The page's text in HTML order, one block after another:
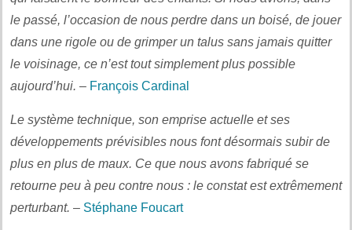
le passé, l’occasion de nous perdre dans un boisé, de jouer
dans une rigole ou de grimper un talus sans jamais quitter
le voisinage, ce n’est tout simplement plus possible
aujourd’hui. – François Cardinal
Le système technique, son emprise actuelle et ses
développements prévisibles nous font désormais subir de
plus en plus de maux. Ce que nous avons fabriqué se
retourne peu à peu contre nous : le constat est extrêmement
perturbant. – Stéphane Foucart